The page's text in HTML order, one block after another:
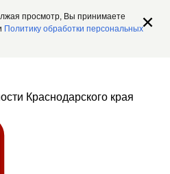
просмотр, Вы принимаете
Политику обработки персональных
Краснодарского края